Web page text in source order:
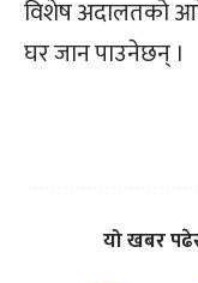
विशेष अदालतको
घर जान पाउनेछन् ।
यो खबर